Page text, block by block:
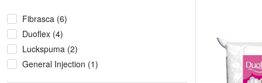
Fibrasca (6)
Duoflex (4)
Luckspuma (2)
General Injection (1)